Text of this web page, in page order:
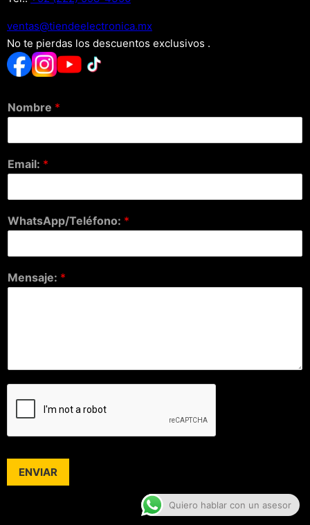
xm.acinortceleedneit@satnev
No te pierdas los descuentos exclusivos .
Nombre *
Email: *
WhatsApp/Teléfono: *
Mensaje: *
ENVIAR
Quiero hablar con un asesor